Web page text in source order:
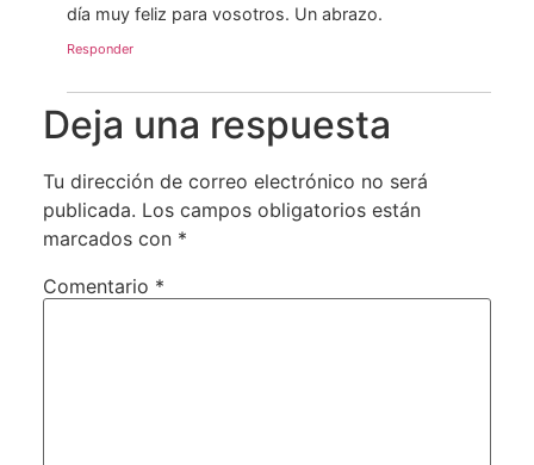
día muy feliz para vosotros. Un abrazo.
Responder
Deja una respuesta
Tu dirección de correo electrónico no será
publicada. Los campos obligatorios están
marcados con *
Comentario *